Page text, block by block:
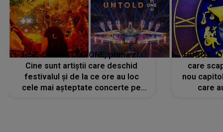
scena principală?